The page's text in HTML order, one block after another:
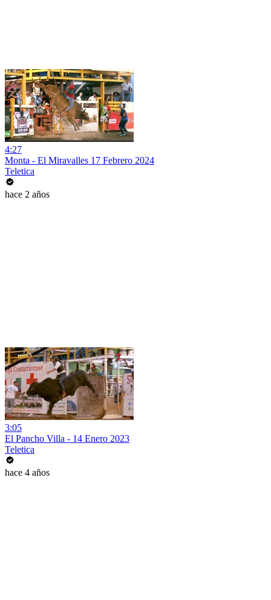
4:27
Monta - El Miravalles 17 Febrero 2024
Teletica
hace 2 años
3:05
El Pancho Villa - 14 Enero 2023
Teletica
hace 4 años